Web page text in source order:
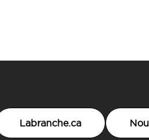
Labranche.ca